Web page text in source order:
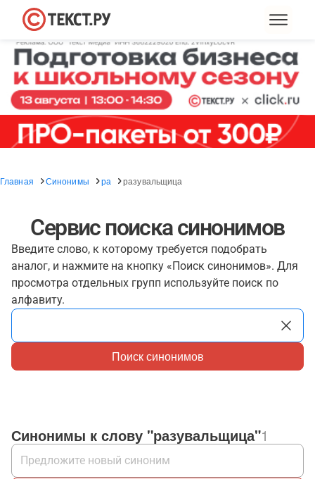
Главная Синонимы ра разувальщица
Сервис поиска синонимов
Введите слово, к которому требуется подобрать
аналог, и нажмите на кнопку «Поиск синонимов». Для
просмотра отдельных групп используйте поиск по
алфавиту.
Поиск синонимов
Синонимы к слову "разувальщица"1